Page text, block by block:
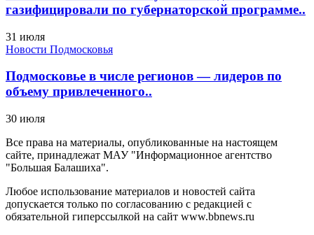
газифицировали по губернаторской программе..
31 июля
Новости Подмосковья
Подмосковье в числе регионов — лидеров по
объему привлеченного..
30 июля
Все права на материалы, опубликованные на настоящем
сайте, принадлежат МАУ "Информационное агентство
"Большая Балашиха".
Любое использование материалов и новостей сайта
допускается только по согласованию с редакцией с
обязательной гиперссылкой на сайт www.bbnews.ru